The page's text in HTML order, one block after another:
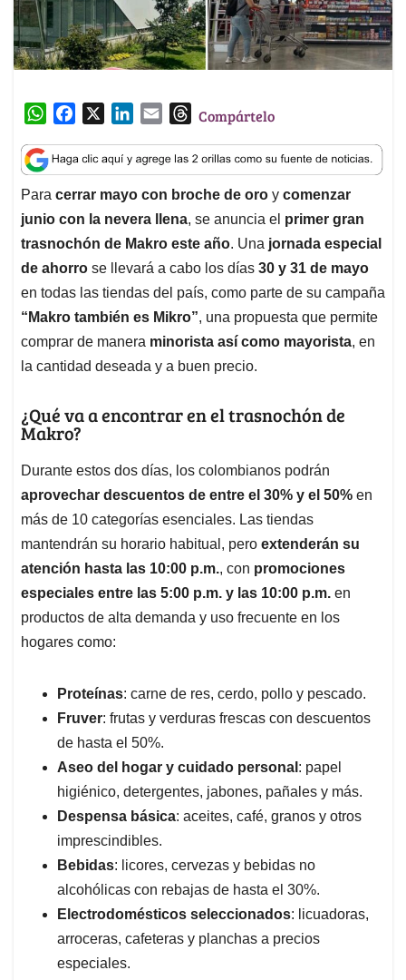
W
a
t
s
A
p
p
c
e
b
o
o
k
n
k
e
d
I
n
a
i
l
T
r
e
a
d
s
Compártelo
Para cerrar mayo con broche de oro y comenzar
junio con la nevera llena, se anuncia el primer gran
trasnochón de Makro este año. Una jornada especial
de ahorro se llevará a cabo los días 30 y 31 de mayo
en todas las tiendas del país, como parte de su campaña
“Makro también es Mikro”, una propuesta que permite
comprar de manera minorista así como mayorista, en
la cantidad deseada y a buen precio.
¿Qué va a encontrar en el trasnochón de
Makro?
Durante estos dos días, los colombianos podrán
aprovechar descuentos de entre el 30% y el 50% en
más de 10 categorías esenciales. Las tiendas
mantendrán su horario habitual, pero extenderán su
atención hasta las 10:00 p.m., con promociones
especiales entre las 5:00 p.m. y las 10:00 p.m. en
productos de alta demanda y uso frecuente en los
hogares como:
Proteínas: carne de res, cerdo, pollo y pescado.
Fruver: frutas y verduras frescas con descuentos
de hasta el 50%.
Aseo del hogar y cuidado personal : papel
higiénico, detergentes, jabones, pañales y más.
Despensa básica: aceites, café, granos y otros
imprescindibles.
Bebidas: licores, cervezas y bebidas no
alcohólicas con rebajas de hasta el 30%.
Electrodomésticos seleccionados: licuadoras,
arroceras, cafeteras y planchas a precios
especiales.